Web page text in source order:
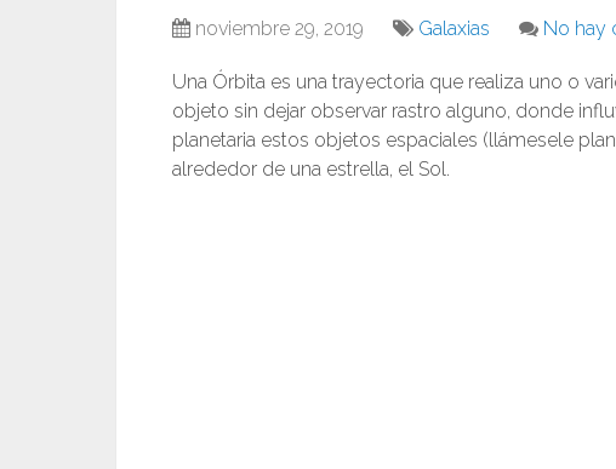
noviembre 29, 2019 Galaxias No hay
Una Órbita es una trayectoria que realiza uno o
objeto sin dejar observar rastro alguno, donde
planetaria estos objetos espaciales (llámesele
alrededor de una estrella, el Sol.